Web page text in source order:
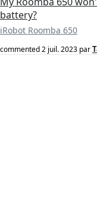
battery?
iRobot Roomba 650
commented2 juil. 2023 par